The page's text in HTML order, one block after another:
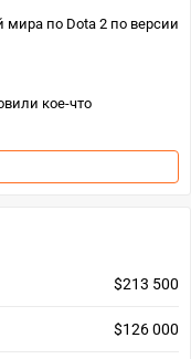
мира по Dota 2 по версии
кое-что
$213 500
$126 000